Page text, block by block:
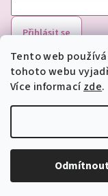
Tento web
tohoto webu
Více informacízde.
Přihlásit se
Nová registrace
Copyright 2026
Odstoupit od